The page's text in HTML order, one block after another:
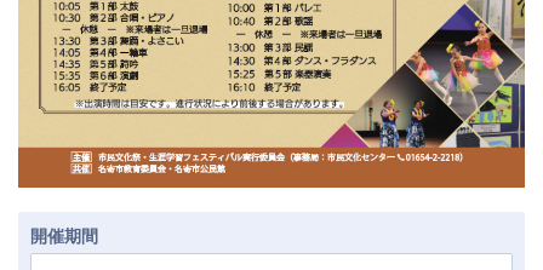
開催期間